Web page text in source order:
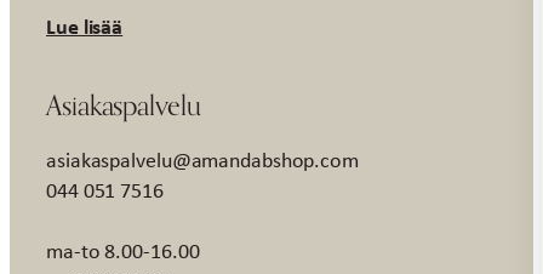
Lue lisää
Asiakaspalvelu
asiakaspalvelu@amandabshop.com
044 051 7516
ma-to 8.00-16.00